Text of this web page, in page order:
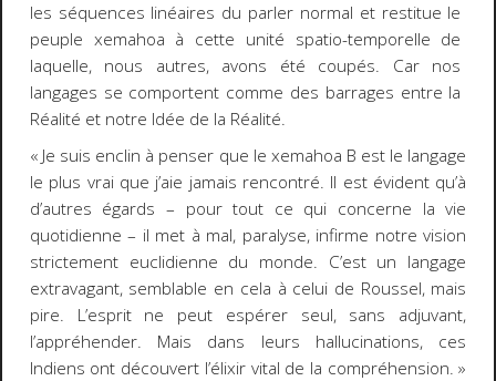
les séquences linéaires du parler normal et restitue le
peuple xemahoa à cette unité spatio-temporelle de
laquelle, nous autres, avons été coupés. Car nos
langages se comportent comme des barrages entre la
Réalité et notre Idée de la Réalité.
« Je suis enclin à penser que le xemahoa B est le langage
le plus vraique j’aie jamais rencontré. Il est évident qu’à
d’autres égards – pour tout ce qui concerne la vie
quotidienne – il met à mal, paralyse, infirme notre vision
strictement euclidienne du monde. C’est un langage
extravagant, semblable en cela à celui de Roussel, mais
pire. L’esprit ne peut espérer seul, sans adjuvant,
l’appréhender. Mais dans leurs hallucinations, ces
Indiens ont découvert l’élixir vital de la compréhension. »